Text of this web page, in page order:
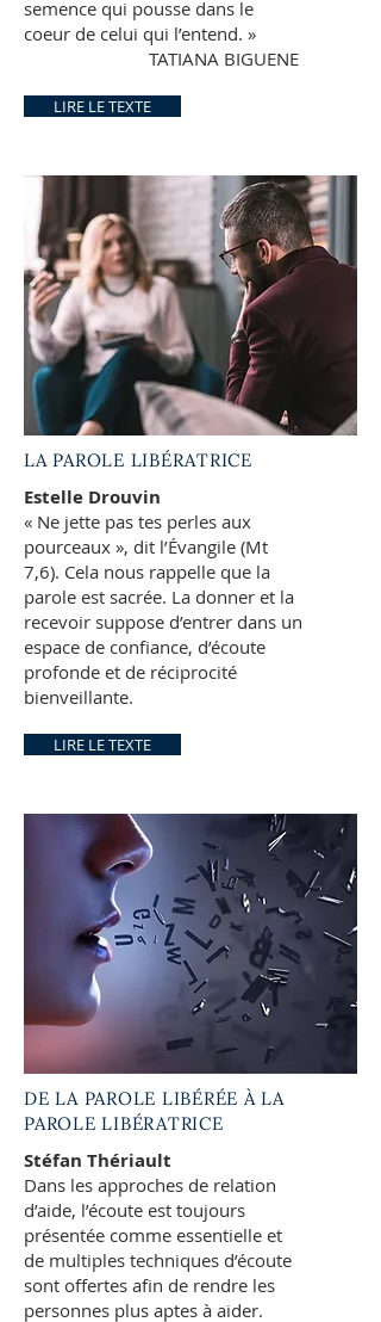
semence qui pousse dans le
coeur de celui qui l’entend. »
TATIANA BIGUENE
LIRE LE TEXTE
LA PAROLE LIBÉRATRICE
Estelle Drouvin
« Ne jette pas tes perles aux
pourceaux », dit l’Évangile (Mt
7,6). Cela nous rappelle que la
parole est sacrée. La donner et la
recevoir suppose d’entrer dans un
espace de confiance, d’écoute
profonde et de réciprocité
bienveillante.
LIRE LE TEXTE
DE LA PAROLE LIBÉRÉE À LA
PAROLE LIBÉRATRICE
Stéfan Thériault
Dans les approches de relation
d’aide, l’écoute est toujours
présentée comme essentielle et
de multiples techniques d’écoute
sont offertes afin de rendre les
personnes plus aptes à aider.